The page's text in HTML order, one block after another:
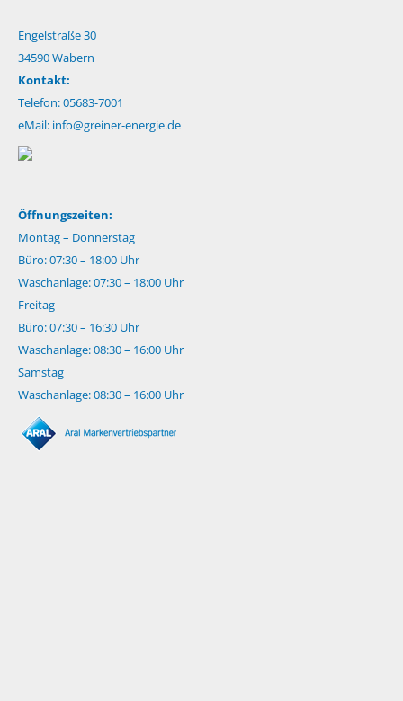
Engelstraße 30
34590 Wabern
Kontakt:
Telefon: 05683-7001
eMail: info@greiner-energie.de
Öffnungszeiten:
Montag – Donnerstag
Büro: 07:30 – 18:00 Uhr
Waschanlage: 07:30 – 18:00 Uhr
Freitag
Büro: 07:30 – 16:30 Uhr
Waschanlage: 08:30 – 16:00 Uhr
Samstag
Waschanlage: 08:30 – 16:00 Uhr